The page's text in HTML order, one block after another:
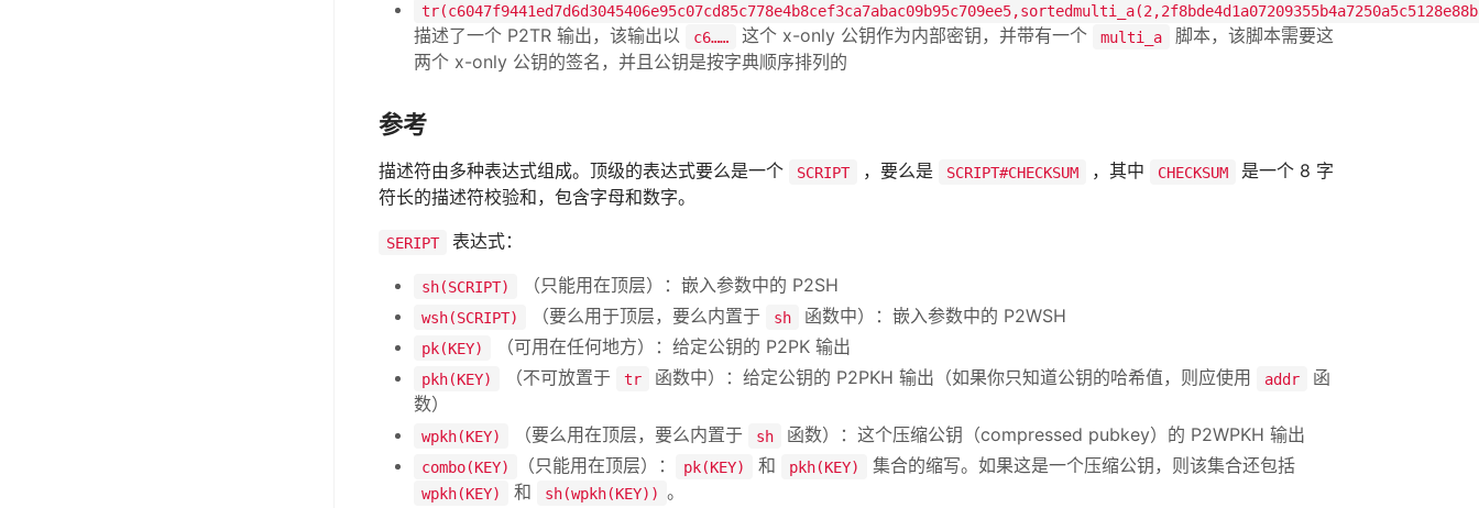
描述了一个 P2TR 输出，该输出以 c6…… 这个 x-only 公钥作为内部密钥，并带有一个 multi_a
脚本，该脚本需要这
两个 x-only 公钥的签名，并且公钥是按字典顺序排列的
参考
描述符由多种表达式组成。顶级的表达式要么是一个 SCRIPT ，要么是 SCRIPT#CHECKSUM ，其中 CHECKSUM
是一个 8 字
符长的描述符校验和，包含字母和数字。
SERIPT 表达式：
sh(SCRIPT) （只能用在顶层）：嵌入参数中的 P2SH
wsh(SCRIPT) （要么用于顶层，要么内置于 sh 函数中）：嵌入参数中的 P2WSH
pk(KEY) （可用在任何地方）：给定公钥的 P2PK 输出
pkh(KEY) （不可放置于 tr 函数中）：给定公钥的 P2PKH 输出（如果你只知道公钥的哈希值，则应使用 addr
函
数）
wpkh(KEY) （要么用在顶层，要么内置于 sh 函数）：这个压缩公钥（compressed pubkey）的 P2WPKH 输出
combo(KEY) （只能用在顶层）： pk(KEY) 和 pkh(KEY) 集合的缩写。如果这是一个压缩公钥，则该集合还包括
wpkh(KEY) 和 sh(wpkh(KEY)) 。